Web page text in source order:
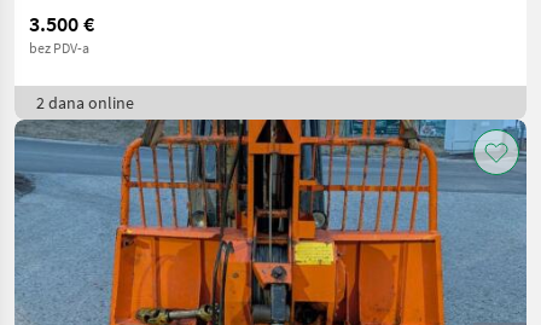
3.500 €
bez PDV-a
2 dana online